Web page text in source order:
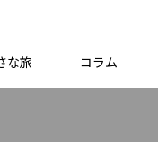
な旅 コラム